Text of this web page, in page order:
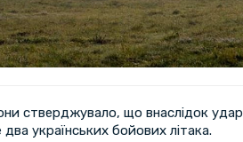
стверджувало, що внаслідок
українських бойових літака.